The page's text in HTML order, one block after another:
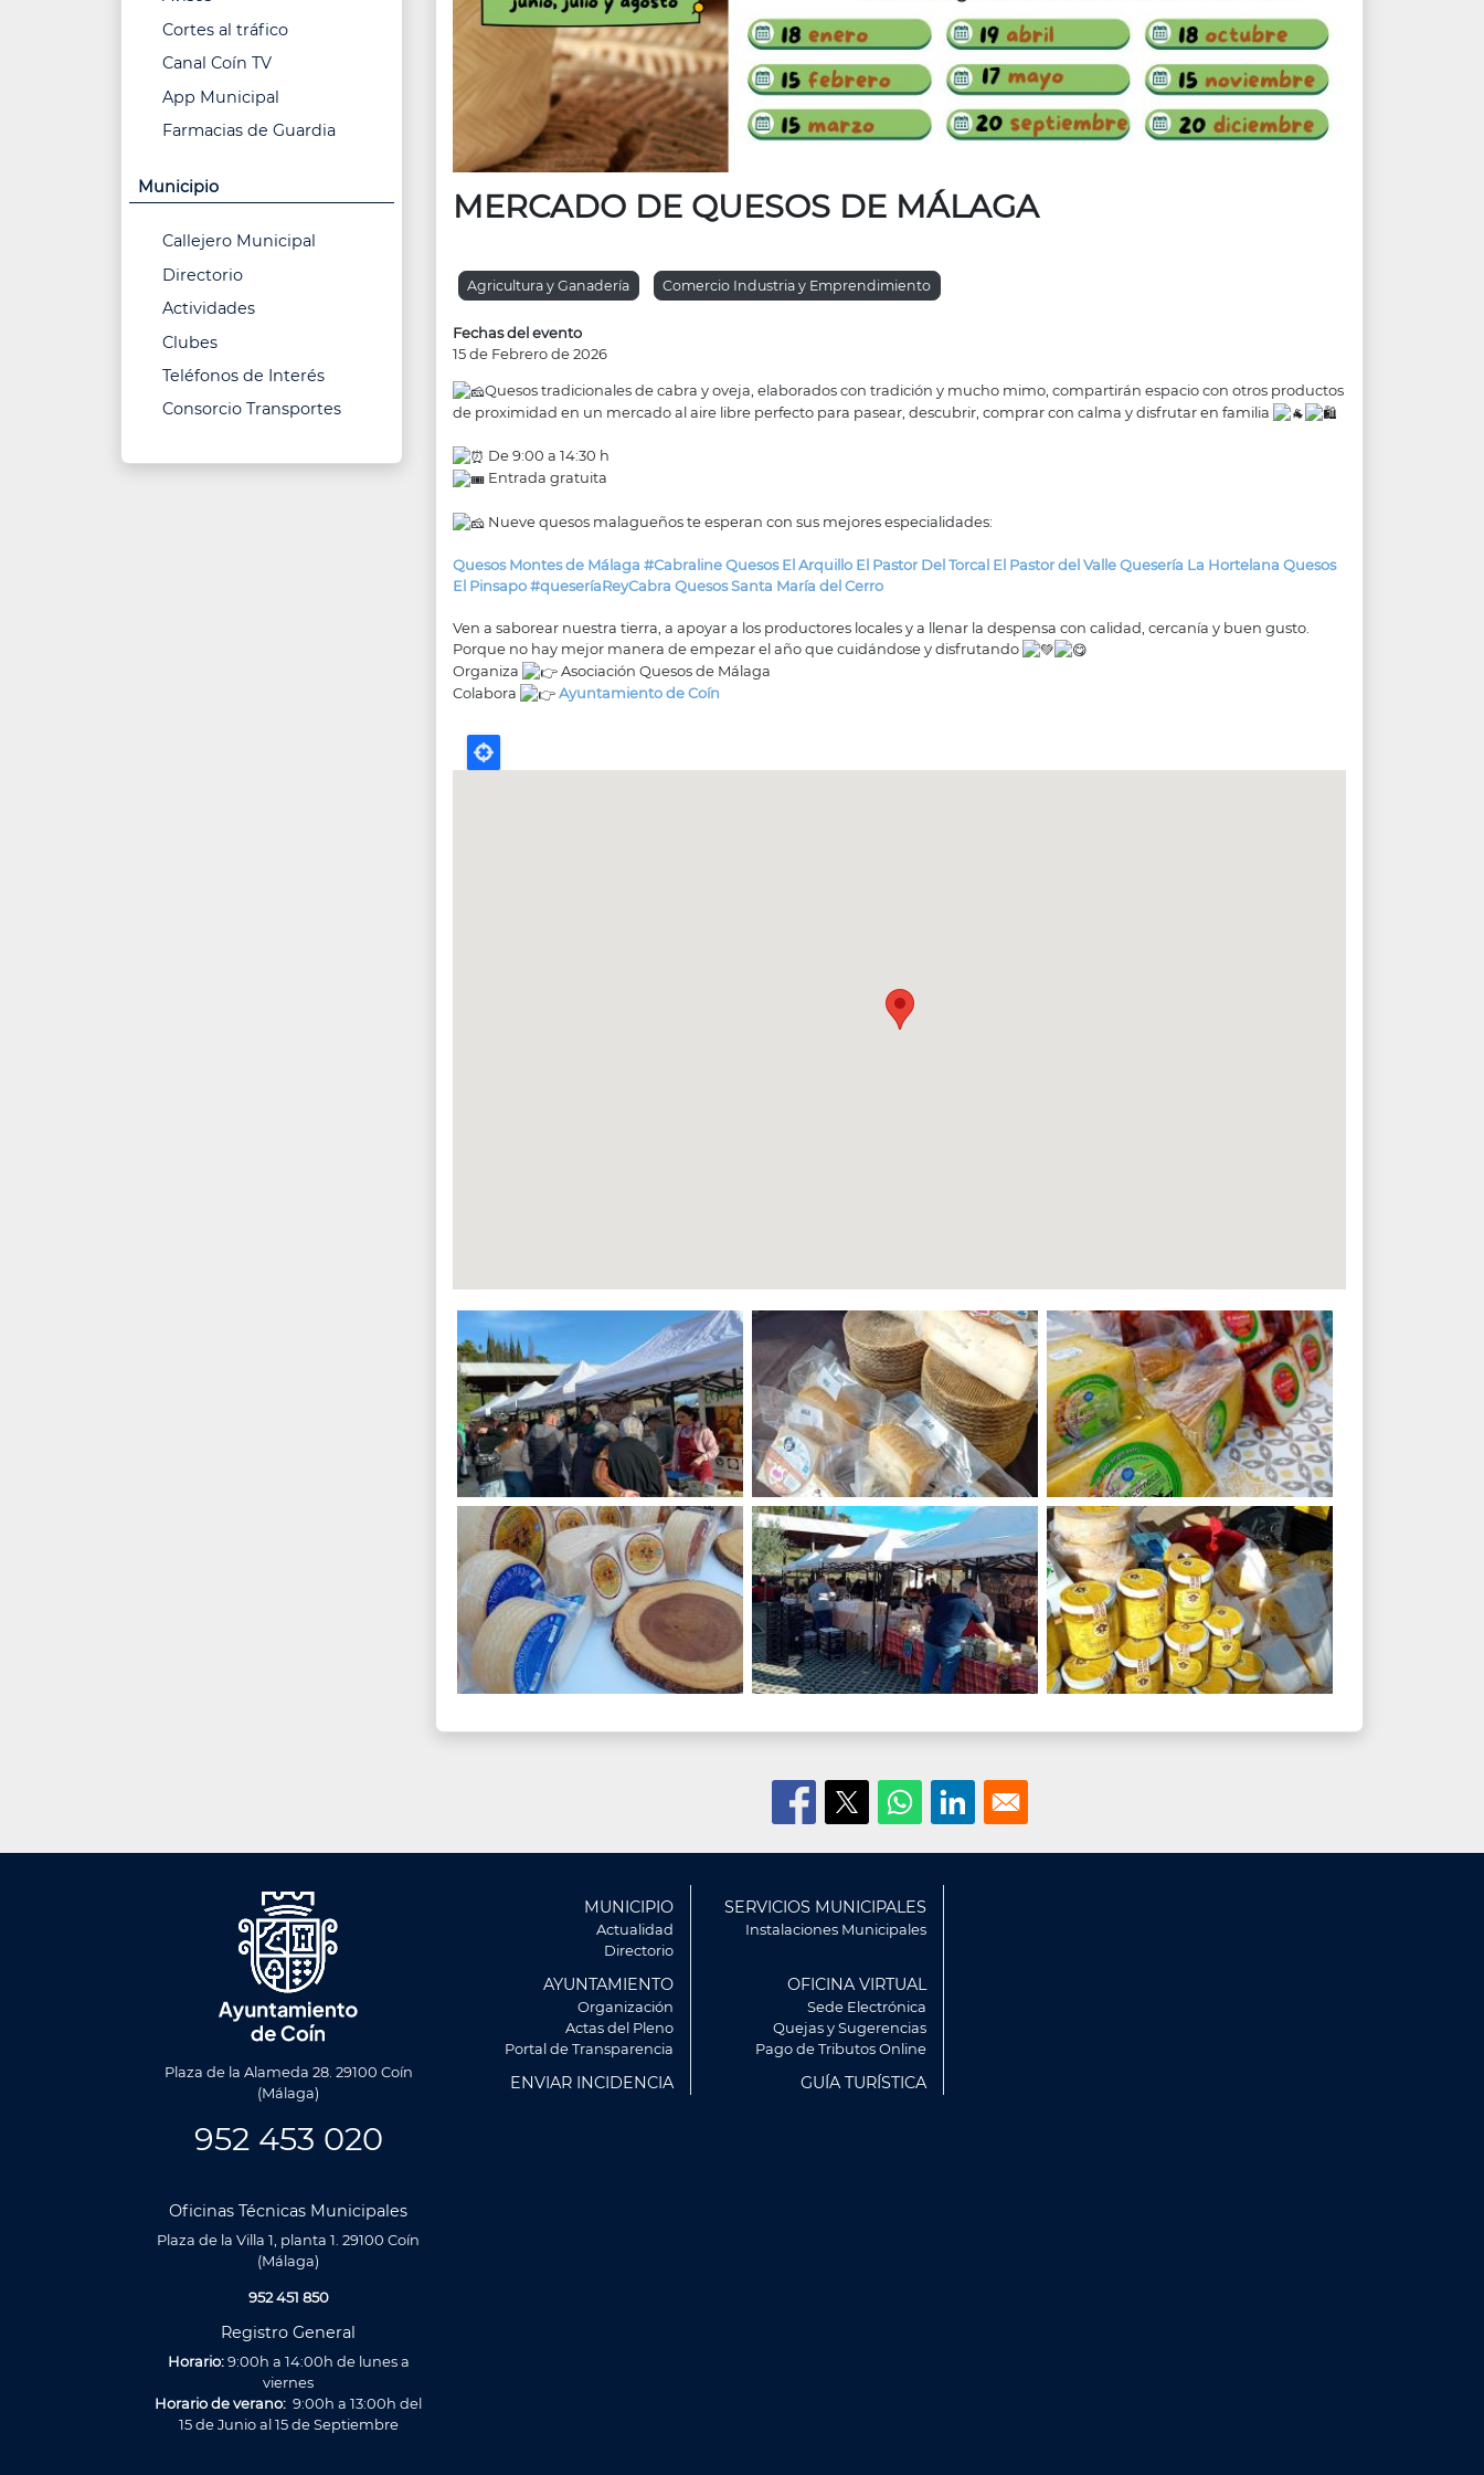
Cortes al tráfico
Canal Coín TV
App Municipal
Farmacias de Guardia
Municipio
Callejero Municipal
Directorio
Actividades
Clubes
Teléfonos de Interés
Consorcio Transportes
MERCADO DE QUESOS DE MÁLAGA
Agricultura y Ganadería Comercio Industria y Emprendimiento
Fechas del evento
15 de Febrero de 2026
Quesos tradicionales de cabra y oveja, elaborados con tradición y mucho mimo, compartirán espacio con otros productos
de proximidad en un mercado al aire libre perfecto para pasear, descubrir, comprar con calma y disfrutar en familia
De 9:00 a 14:30 h
Entrada gratuita
Nueve quesos malagueños te esperan con sus mejores especialidades:
Quesos Montes de Málaga #CabralineQuesos El Arquillo El Pastor Del Torcal El Pastor del ValleQuesería La Hortelana Quesos
El Pinsapo#queseríaReyCabra Quesos Santa María del Cerro
Ven a saborear nuestra tierra, a apoyar a los productores locales y a llenar la despensa con calidad, cercanía y buen gusto.
Porque no hay mejor manera de empezar el año que cuidándose y disfrutando
Organiza
Asociación Quesos de Málaga
Colabora
Ayuntamiento de Coín
Plaza de la Alameda 28. 29100 Coín
(Málaga)
952 453 020
Oficinas Técnicas Municipales
Plaza de la Villa 1, planta 1. 29100 Coín
(Málaga)
952 451 850
Registro General
Horario:9:00h a 14:00h de lunes a
viernes
Horario de verano: 9:00h a 13:00h del
15 de Junio al 15 de Septiembre
MUNICIPIO
Actualidad
Directorio
SERVICIOS MUNICIPALES
Instalaciones Municipales
AYUNTAMIENTO
Organización
Actas del Pleno
Portal de Transparencia
OFICINA VIRTUAL
Sede Electrónica
Quejas y Sugerencias
Pago de Tributos Online
ENVIAR INCIDENCIA GUÍA TURÍSTICA